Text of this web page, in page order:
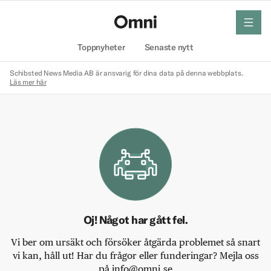
Toppnyheter Senaste nytt
meny
Schibsted News Media AB är ansvarig för dina data på denna webbplats.
Läs mer här
Oj! Något har gått fel.
Vi ber om ursäkt och försöker åtgärda problemet så snart
vi kan, håll ut! Har du frågor eller funderingar? Mejla oss